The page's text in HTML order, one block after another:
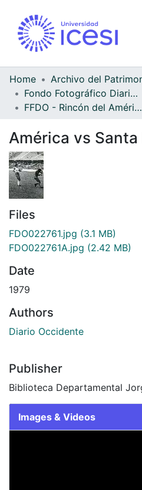
Home
Fondo Fotográfico Diario Occidente
FFDO - Rincón del América - Patrimonial
América vs Santa
Files
FDO022761.jpg (3.1 MB)
FDO022761A.jpg (2.42 MB)
Date
1979
Authors
Diario Occidente
Publisher
Biblioteca Departamental
Images & Videos